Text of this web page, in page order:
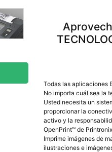
Todas las aplicaciones
No importa cuál sea la
Usted necesita un
proporcionar la
activo y la
OpenPrint™ de
Imprime imágenes de
ilustraciones e